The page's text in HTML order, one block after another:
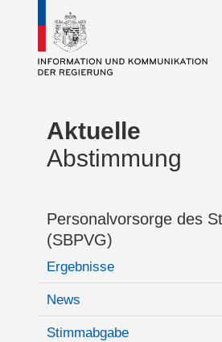
Aktuelle
Abstimmung
Personalvorsorge des
(SBPVG)
Ergebnisse
News
Stimmabgabe